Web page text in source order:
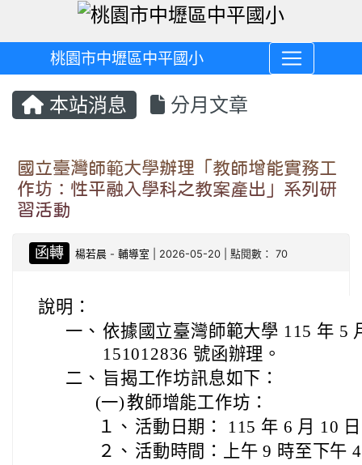
桃園市中壢區中平國小
本站消息 分月文章
國立臺灣師範大學辦理「教師增能實務工
作坊：性平融入學科之教案產出」系列研
習活動
函轉 楊若晨 -輔導室 | 2026-05-20 | 點閱數： 70
說明：
一、 依據國立臺灣師範大學 115 年 5
151012836 號函辦理。
二、 旨揭工作坊訊息如下：
(一)教師增能工作坊：
１、 活動日期： 115 年 6 月 10
２、 活動時間：上午 9 時至下午